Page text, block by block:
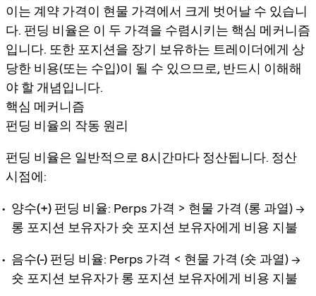
이는 계약 가격이 현물 가격에서 크게 벗어날 수 있습니
다. 펀딩 비율은 이 두 가격을 수렴시키는 핵심 메커니즘
입니다. 또한 포지션을 장기 보유하는 트레이더에게 상
당한 비용(또는 수입)이 될 수 있으므로, 반드시 이해해
야 할 개념입니다.
핵심 메커니즘
펀딩 비율의 작동 원리
펀딩 비율은 일반적으로 8시간마다 정산됩니다. 정산
시점에:
양수(+) 펀딩 비율: Perps 가격 > 현물 가격 (롱 과열) →
롱 포지션 보유자가 숏 포지션 보유자에게 비용 지불
음수(-) 펀딩 비율: Perps 가격 < 현물 가격 (숏 과열) →
숏 포지션 보유자가 롱 포지션 보유자에게 비용 지불